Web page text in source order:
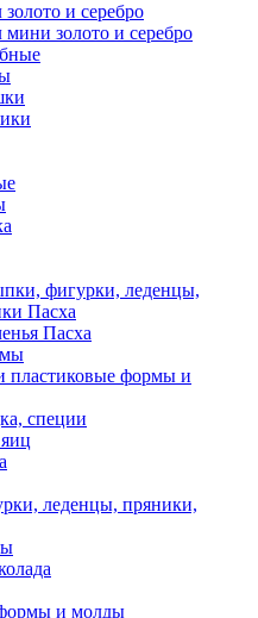
и серебро
золото и серебро
фигурки, леденцы,
Пасха
Пасха
пластиковые формы и
специи
леденцы, пряники,
и молды